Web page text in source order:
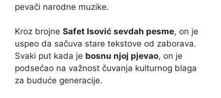
pevači narodne muzike.
Kroz brojne Safet Isović sevdah pesme, on je
uspeo da sačuva stare tekstove od zaborava.
Svaki put kada je bosnu njoj pjevao, on je
podsećao na važnost čuvanja kulturnog blaga
za buduće generacije.